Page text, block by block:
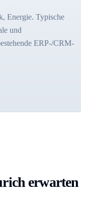
Energie. Typische
und
ERP-/CRM-
erwarten